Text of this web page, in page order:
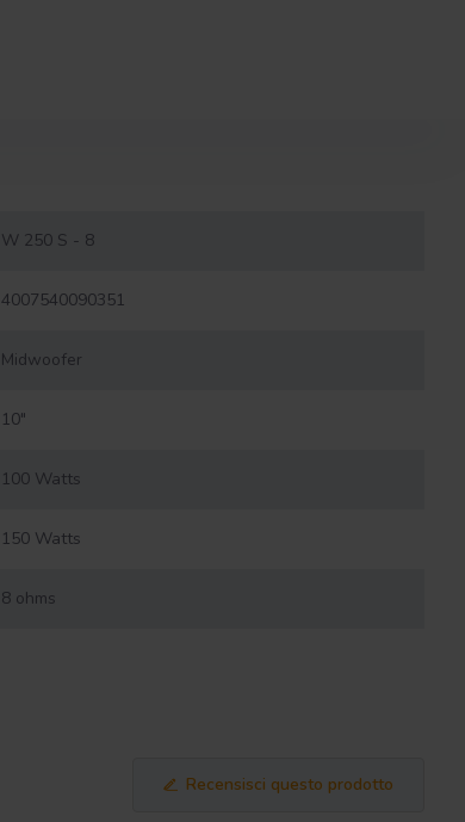
W 250 S - 8
4007540090351
Midwoofer
10"
100 Watts
150 Watts
8 ohms
Recensisci questo prodotto